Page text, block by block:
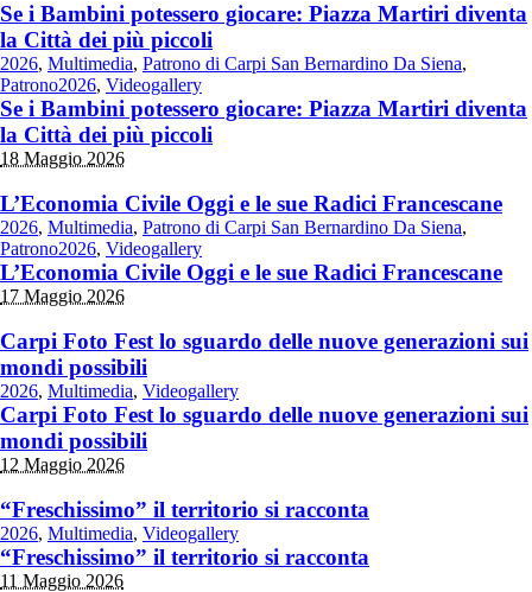
Se i Bambini potessero giocare: Piazza Martiri diventa
la Città dei più piccoli
2026, Multimedia, Patrono di Carpi San Bernardino Da Siena,
Patrono2026, Videogallery
Se i Bambini potessero giocare: Piazza Martiri diventa
la Città dei più piccoli
18 Maggio 2026
L’Economia Civile Oggi e le sue Radici Francescane
2026, Multimedia, Patrono di Carpi San Bernardino Da Siena,
Patrono2026, Videogallery
L’Economia Civile Oggi e le sue Radici Francescane
17 Maggio 2026
Carpi Foto Fest lo sguardo delle nuove generazioni sui
mondi possibili
2026, Multimedia, Videogallery
Carpi Foto Fest lo sguardo delle nuove generazioni sui
mondi possibili
12 Maggio 2026
“Freschissimo” il territorio si racconta
2026, Multimedia, Videogallery
“Freschissimo” il territorio si racconta
11 Maggio 2026